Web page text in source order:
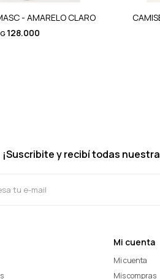
- AMARELO CLARO
128.000
Mi cuenta
Mi cuenta
Mis compras
¡Suscribite y recibí todas